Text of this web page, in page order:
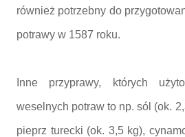
również potrzebny do
potrawy w 1587 roku.
Inne przyprawy, których
weselnych potraw to np. sól (ok.
pieprz turecki (ok. 3,5 kg),